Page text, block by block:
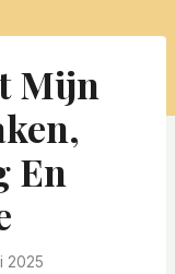
Mijn
En
2025